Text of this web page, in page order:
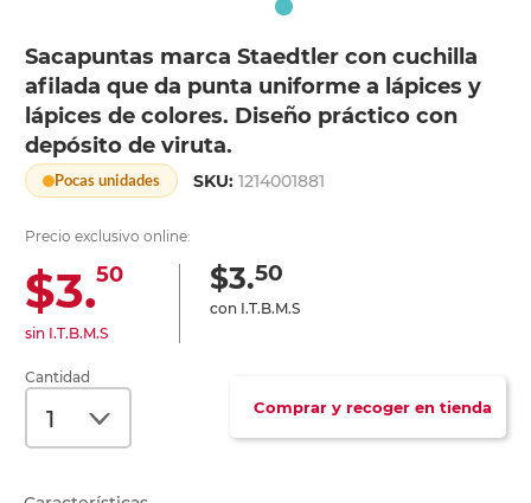
Sacapuntas marca Staedtler con cuchilla
afilada que da punta uniforme a lápices y
lápices de colores. Diseño práctico con
depósito de viruta.
Pocas unidades SKU:1214001881
Precio exclusivo online:
$3.50
sin I.T.B.M.S
$3.50
con I.T.B.M.S
Cantidad
Comprar y recoger en tienda